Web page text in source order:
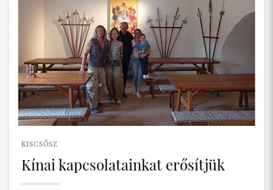
KISCSŐSZ
Kínai kapcsolatainkat erősítjük